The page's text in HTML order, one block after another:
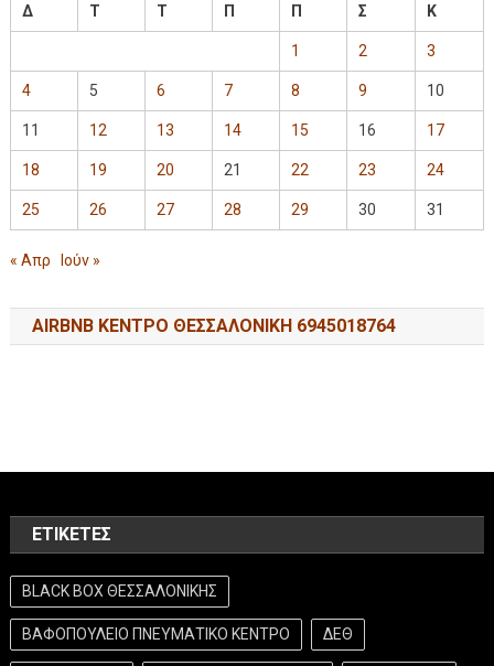
Δ Τ Τ Π Π Σ Κ
1 2 3
4 5 6 7 8 9 10
11 12 13 14 15 16 17
18 19 20 21 22 23 24
25 26 27 28 29 30 31
« Απρ Ιούν »
AIRBNB ΚΕΝΤΡΟ ΘΕΣΣΑΛΟΝΙΚΗ 6945018764
ΕΤΙΚΈΤΕΣ
BLACK BOX ΘΕΣΣΑΛΟΝΙΚΗΣ
ΒΑΦΟΠΟΥΛΕΙΟ ΠΝΕΥΜΑΤΙΚΟ ΚΕΝΤΡΟ ΔΕΘ